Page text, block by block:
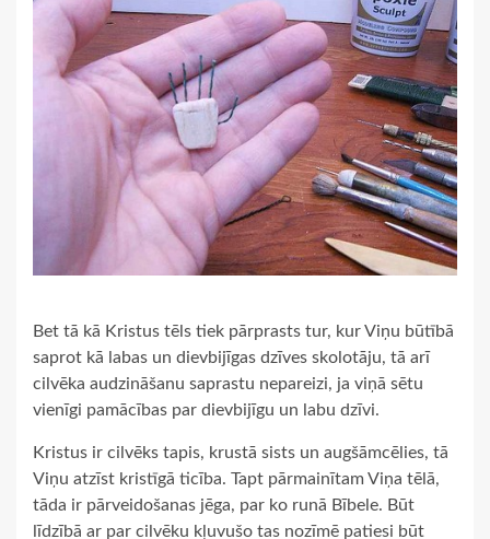
Bet tā kā Kristus tēls tiek pārprasts tur, kur Viņu būtībā
saprot kā labas un dievbijīgas dzīves skolotāju, tā arī
cilvēka audzināšanu saprastu nepareizi, ja viņā sētu
vienīgi pamācības par dievbijīgu un labu dzīvi.
Kristus ir cilvēks tapis, krustā sists un augšāmcēlies, tā
Viņu atzīst kristīgā ticība. Tapt pārmainītam Viņa tēlā,
tāda ir pārveidošanas jēga, par ko runā Bībele. Būt
līdzībā ar par cilvēku kļuvušo tas nozīmē patiesi būt